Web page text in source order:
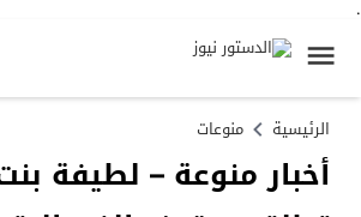
.
الرئيسية منوعات
أخبار منوعة – لطيفة